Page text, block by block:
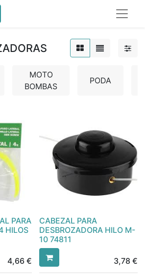
MOTO
BOMBAS
PODA
PARA
HILOS
4,66€
CABEZAL PARA
DESBROZADORA HILO M-
10 74811
3,78 €